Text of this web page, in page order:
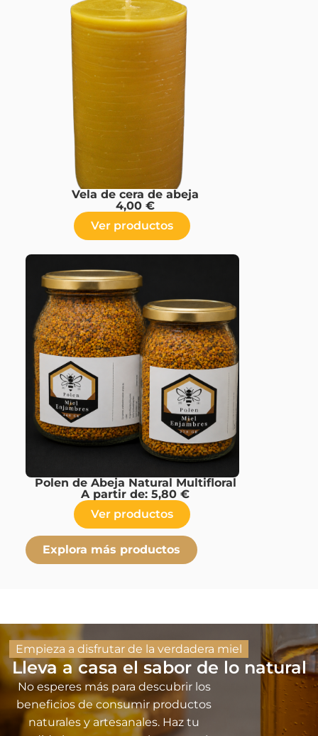
Vela de cera de abeja
4,00€
Ver productos
Polen de Abeja Natural Multifloral
A partir de:5,80€
Ver productos
Explora más productos
Empieza a disfrutar de la verdadera miel
Lleva a casa el sabor de lo natural
No esperes más para descubrir los
beneficios de consumir productos
naturales y artesanales. Haz tu